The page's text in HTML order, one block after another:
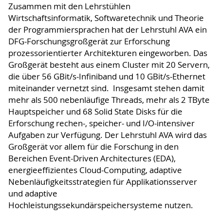
Zusammen mit den Lehrstühlen
Wirtschaftsinformatik, Softwaretechnik und Theorie
der Programmiersprachen hat der Lehrstuhl AVA ein
DFG-Forschungsgroßgerät zur Erforschung
prozessorientierter Architekturen eingeworben. Das
Großgerät besteht aus einem Cluster mit 20 Servern,
die über 56 GBit/s-Infiniband und 10 GBit/s-Ethernet
miteinander vernetzt sind. Insgesamt stehen damit
mehr als 500 nebenläufige Threads, mehr als 2 TByte
Hauptspeicher und 68 Solid State Disks für die
Erforschung rechen-, speicher- und I/O-intensiver
Aufgaben zur Verfügung. Der Lehrstuhl AVA wird das
Großgerät vor allem für die Forschung in den
Bereichen Event-Driven Architectures (EDA),
energieeffizientes Cloud-Computing, adaptive
Nebenläufigkeitsstrategien für Applikationsserver
und adaptive
Hochleistungssekundärspeichersysteme nutzen.